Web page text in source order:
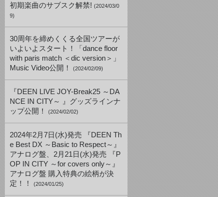
初期楽曲のサブスク解禁! (2024/03/0
9)
30周年を締めくくる全国ツアーが
いよいよスタート！「dance floor
with paris match ＜dic version＞」
Music Video公開！
(2024/02/09)
『DEEN LIVE JOY-Break25 ～DA
NCE IN CITY～ 』グッズラインナ
ップ公開！
(2024/02/02)
2024年2月7日(水)発売 『DEEN Th
e Best DX ～Basic to Respect～』
アナログ盤、2月21日(水)発売 『P
OP IN CITY ～for covers only～』
アナログ盤 購入特典の絵柄が決
定！！
(2024/01/25)